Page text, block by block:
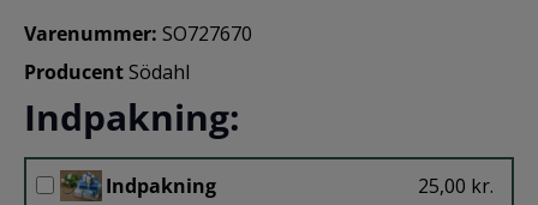
Varenummer: SO727670
ProducentSödahl
Indpakning:
Indpakning 25,00 kr.